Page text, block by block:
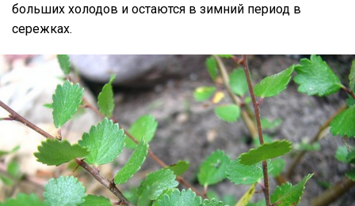
больших холодов и остаются в зимний период в
сережках.